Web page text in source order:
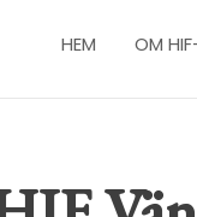
HEM OM